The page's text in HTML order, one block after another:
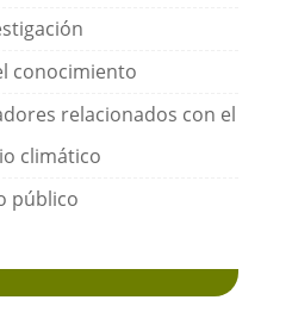
conocimiento
relacionados con el
climático
público